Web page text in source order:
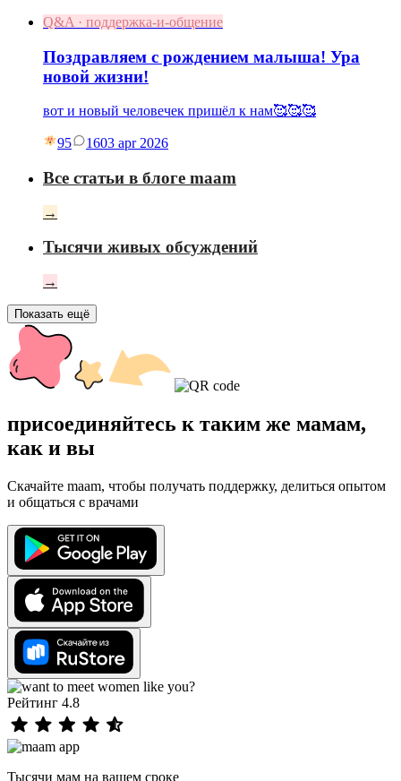
Q&A · поддержка-и-общение
Поздравляем с рождением малыша! Ура
новой жизни!
вот и новый человечек пришёл к нам🥰🥰🥰
95 1603 apr 2026
Все статьи в блоге maam
→
Тысячи живых обсуждений
→
Показать ещё
присоединяйтесь к таким же мамам,
как и вы
Скачайте maam, чтобы получать поддержку, делиться опытом
и общаться с врачами
Рейтинг 4.8
Тысячи мам на вашем сроке